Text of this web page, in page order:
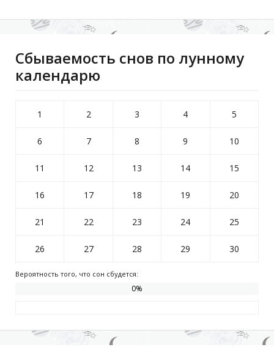
Сбываемость снов по лунному
календарю
1 2 3 4 5
6 7 8 9 10
11 12 13 14 15
16 17 18 19 20
21 22 23 24 25
26 27 28 29 30
Вероятность того, что сон сбудется:
0%